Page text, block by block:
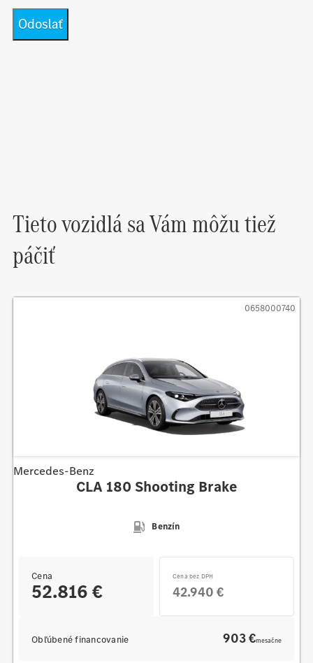
Tieto vozidlá sa Vám môžu tiež
páčiť
Mercedes-Benz
CLA 180 Shooting Brake
Benzín
0658000740
Cena
52.816 €
Cena bez DPH
42.940 €
Obľúbené financovanie 903 €mesačne